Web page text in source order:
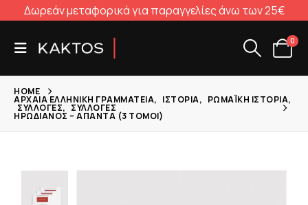
Δωρεάν μεταφορικά για παραγγελίες άνω των 25€
0
HOME
ΑΡΧΑΊΑ ΕΛΛΗΝΙΚΉ ΓΡΑΜΜΑΤΕΊΑ, ΙΣΤΟΡΊΑ, ΡΩΜΑΪΚΉ ΙΣΤΟΡΊΑ,
ΣΥΛΛΟΓΈΣ, ΣΥΛΛΟΓΈΣ
ΗΡΩΔΙΑΝΌΣ – ΆΠΑΝΤΑ (3 ΤΌΜΟΙ)